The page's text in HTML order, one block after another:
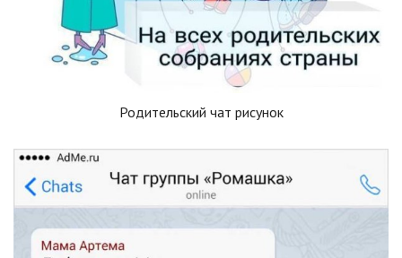
Родительский чат рисунок